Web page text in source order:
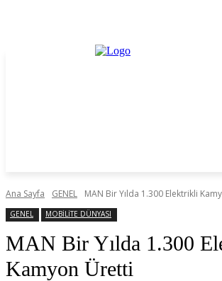
Ana Sayfa GENEL MAN Bir Yılda 1.300 Elektrikli
GENEL MOBİLİTE DÜNYASI
MAN Bir Yılda 1.300
Kamyon Üretti